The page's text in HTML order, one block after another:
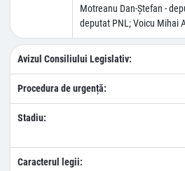
Motreanu Dan-Ştefan -
deputat PNL; Voicu Mihai
Avizul Consiliului Legislativ:
Procedura de urgență:
Stadiu:
Caracterul legii: